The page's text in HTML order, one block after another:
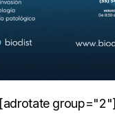
[adrotate group="2"]